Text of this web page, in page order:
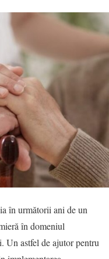
în următorii ani de un
în domeniul
Un astfel de ajutor pentru